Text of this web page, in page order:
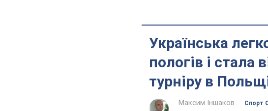
Українська
пологів і
турніру в
Максим Іншаков
Спорт